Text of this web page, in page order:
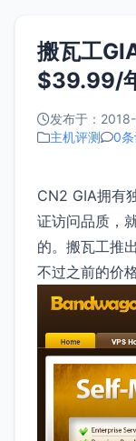
搬瓦工
$39.99/
发布于：
主机评测
0
CN2 GIA拥有
证访问品质，
的。搬瓦工推
不过之前的价